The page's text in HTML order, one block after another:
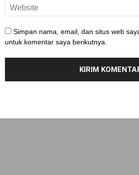
Simpan nama, email, dan situs web
untuk komentar saya berikutnya.